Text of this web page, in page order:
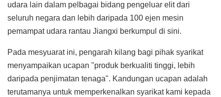
udara lain dalam pelbagai bidang pengeluar elit dari
seluruh negara dan lebih daripada 100 ejen mesin
pemampat udara rantau Jiangxi berkumpul di sini.
Pada mesyuarat ini, pengarah kilang bagi pihak syarikat
menyampaikan ucapan "produk berkualiti tinggi, lebih
daripada penjimatan tenaga". Kandungan ucapan adalah
terutamanya untuk memperkenalkan syarikat kami kepada